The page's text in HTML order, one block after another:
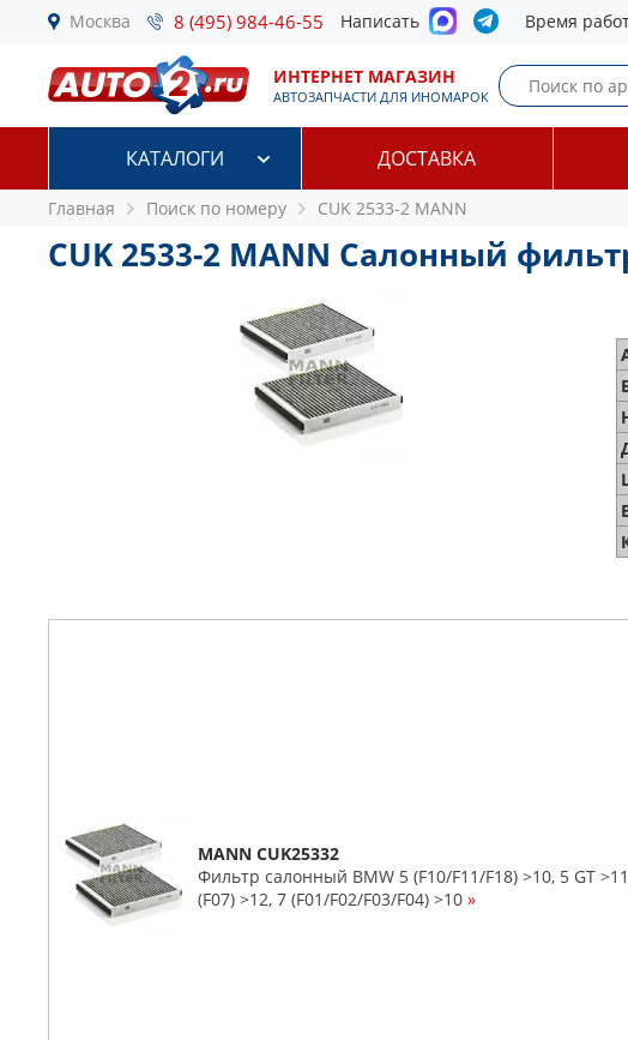
Москва 8 (495) 984-46-55 Написать Время
ИНТЕРНЕТ МАГАЗИН
АВТОЗАПЧАСТИ ДЛЯ ИНОМАРОК
КАТАЛОГИ ДОСТАВКА
Главная Поиск по номеру CUK 2533-2 MANN
CUK 2533-2 MANN Салонный
MANN CUK25332
Фильтр салонный BMW 5 (F10/F11/F18) >10, 5 GT
(F07) >12, 7 (F01/F02/F03/F04) >10 »